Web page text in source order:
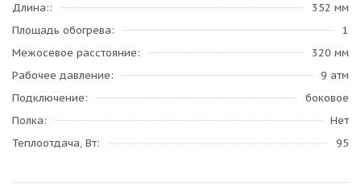
Длина:
352 мм
Площадь обогрева
1
Межосевое расстояние
320 мм
Рабочее давление
9 атм
Подключение
боковое
Полка
Нет
Теплоотдача, Вт
95